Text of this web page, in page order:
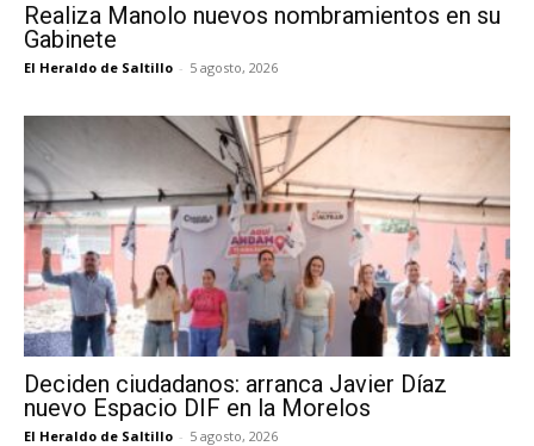
Realiza Manolo nuevos nombramientos en su
Gabinete
El Heraldo de Saltillo - 5 agosto, 2026
Deciden ciudadanos: arranca Javier Díaz
nuevo Espacio DIF en la Morelos
El Heraldo de Saltillo - 5 agosto, 2026